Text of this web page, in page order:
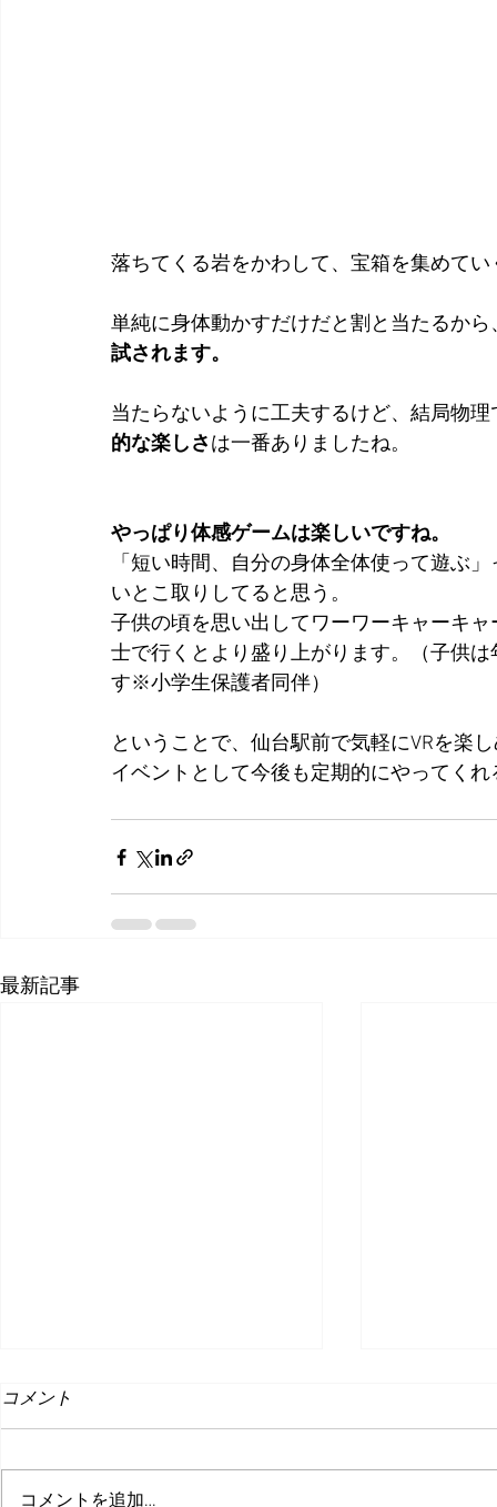
落ちてくる岩をかわして、宝箱を集めてい
単純に身体動かすだけだと割と当たるか
試されます。
当たらないように工夫するけど、結局物
的な楽しさは一番ありましたね。
やっぱり体感ゲームは楽しいですね。
「短い時間、自分の身体全体使って遊ぶ
いとこ取りしてると思う。
子供の頃を思い出してワーワーキャーキ
士で行くとより盛り上がります。（子供
す※小学生保護者同伴）
ということで、仙台駅前で気軽にVRを楽
イベントとして今後も定期的にやってく
最新記事
コメント
コメントを追加…